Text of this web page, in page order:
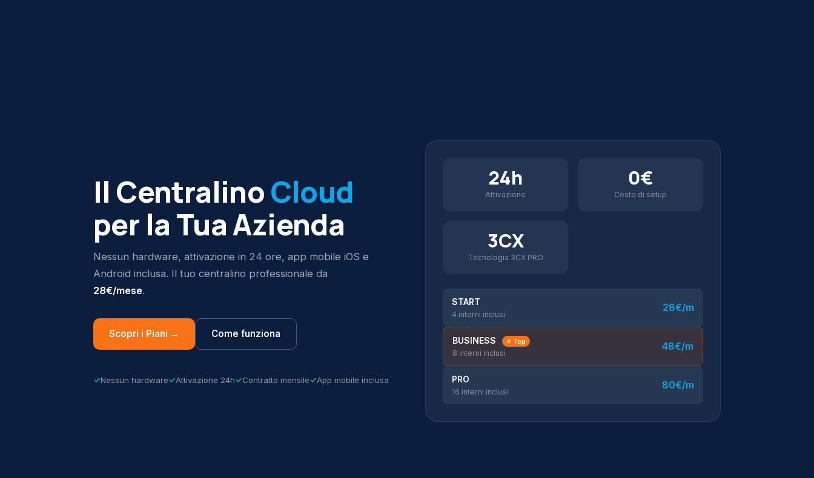
Il CentralinoCloud
per la Tua Azienda
Nessun hardware, attivazione in 24 ore, app mobile iOS e
Android inclusa. Il tuo centralino professionale da
28€/mese.
Scopri i Piani → Come funziona
Nessun hardware Attivazione 24h Contratto mensile App mobile inclusa
24h
Attivazione
0€
Costo di setup
3CX
Tecnologia 3CX PRO
START
4 interni inclusi
28€/m
BUSINESS ⭐ Top
8 interni inclusi
48€/m
PRO
16 interni inclusi
80€/m